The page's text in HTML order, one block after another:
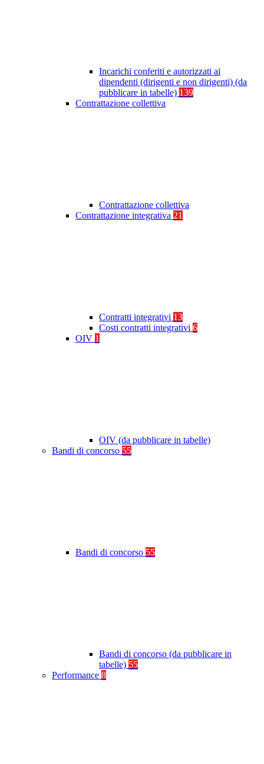
Incarichi conferiti e autorizzati ai
dipendenti (dirigenti e non dirigenti) (da
pubblicare in tabelle) 139
Contrattazione collettiva
Contrattazione collettiva
Contrattazione integrativa 21
Contratti integrativi 13
Costi contratti integrativi 6
OIV 1
OIV (da pubblicare in tabelle)
Bandi di concorso 55
Bandi di concorso 55
Bandi di concorso (da pubblicare in
tabelle) 55
Performance 8